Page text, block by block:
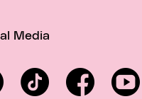
Media
TikTok Facebook